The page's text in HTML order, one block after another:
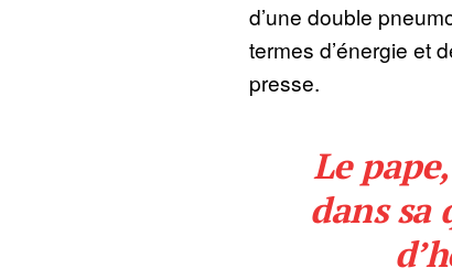
d’une double
termes d’énergie et
presse.
Le
dans sa